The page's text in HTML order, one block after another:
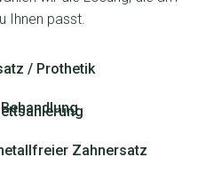
Ihnen passt.
/ Prothetik
Zahnersatz